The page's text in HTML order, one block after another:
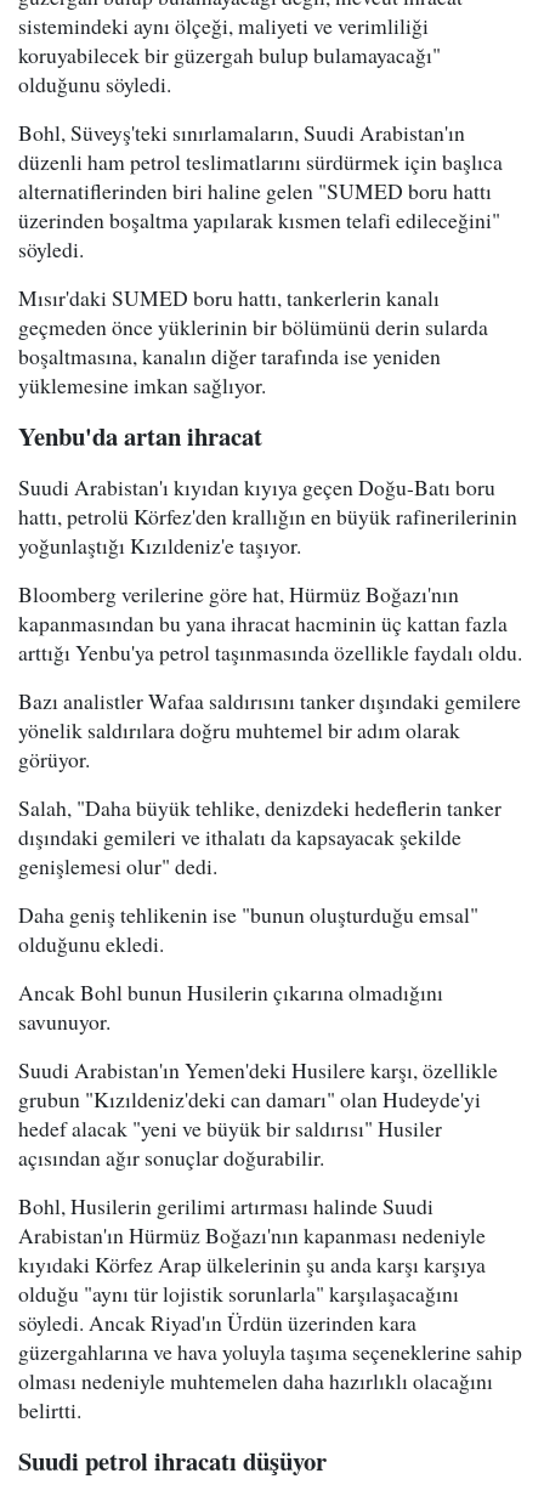
sistemindeki aynı ölçeği, maliyeti ve verimliliği
koruyabilecek bir güzergah bulup bulamayacağı"
olduğunu söyledi.
Bohl, Süveyş'teki sınırlamaların, Suudi Arabistan'ın
düzenli ham petrol teslimatlarını sürdürmek için başlıca
alternatiflerinden biri haline gelen "SUMED boru hattı
üzerinden boşaltma yapılarak kısmen telafi edileceğini"
söyledi.
Mısır'daki SUMED boru hattı, tankerlerin kanalı
geçmeden önce yüklerinin bir bölümünü derin sularda
boşaltmasına, kanalın diğer tarafında ise yeniden
yüklemesine imkan sağlıyor.
Yenbu'da artan ihracat
Suudi Arabistan'ı kıyıdan kıyıya geçen Doğu-Batı boru
hattı, petrolü Körfez'den krallığın en büyük rafinerilerinin
yoğunlaştığı Kızıldeniz'e taşıyor.
Bloomberg verilerine göre hat, Hürmüz Boğazı'nın
kapanmasından bu yana ihracat hacminin üç kattan fazla
arttığı Yenbu'ya petrol taşınmasında özellikle faydalı oldu.
Bazı analistler Wafaa saldırısını tanker dışındaki gemilere
yönelik saldırılara doğru muhtemel bir adım olarak
görüyor.
Salah, "Daha büyük tehlike, denizdeki hedeflerin tanker
dışındaki gemileri ve ithalatı da kapsayacak şekilde
genişlemesi olur" dedi.
Daha geniş tehlikenin ise "bunun oluşturduğu emsal"
olduğunu ekledi.
Ancak Bohl bunun Husilerin çıkarına olmadığını
savunuyor.
Suudi Arabistan'ın Yemen'deki Husilere karşı, özellikle
grubun "Kızıldeniz'deki can damarı" olan Hudeyde'yi
hedef alacak "yeni ve büyük bir saldırısı" Husiler
açısından ağır sonuçlar doğurabilir.
Bohl, Husilerin gerilimi artırması halinde Suudi
Arabistan'ın Hürmüz Boğazı'nın kapanması nedeniyle
kıyıdaki Körfez Arap ülkelerinin şu anda karşı karşıya
olduğu "aynı tür lojistik sorunlarla" karşılaşacağını
söyledi. Ancak Riyad'ın Ürdün üzerinden kara
güzergahlarına ve hava yoluyla taşıma seçeneklerine sahip
olması nedeniyle muhtemelen daha hazırlıklı olacağını
belirtti.
Suudi petrol ihracatı düşüyor